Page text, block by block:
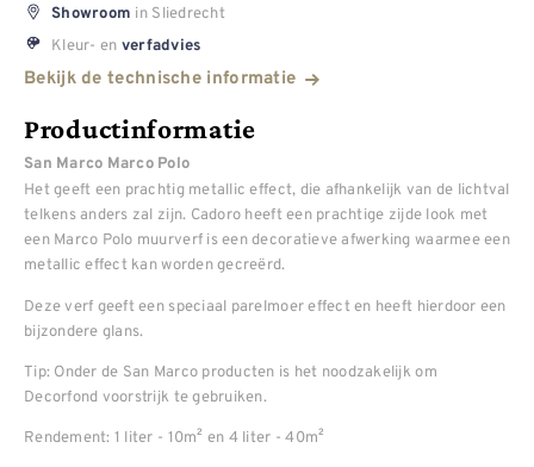
Showroom in Sliedrecht
Kleur- en verfadvies
Bekijk de technische informatie
Productinformatie
San Marco Marco Polo
Het geeft een prachtig metallic effect, die afhankelijk van de lichtval
telkens anders zal zijn. Cadoro heeft een prachtige zijde look met
een Marco Polo muurverf is een decoratieve afwerking waarmee een
metallic effect kan worden gecreërd.
Deze verf geeft een speciaal parelmoer effect en heeft hierdoor een
bijzondere glans.
Tip: Onder de San Marco producten is het noodzakelijk om
Decorfond voorstrijk te gebruiken.
Rendement: 1 liter - 10m² en 4 liter - 40m²